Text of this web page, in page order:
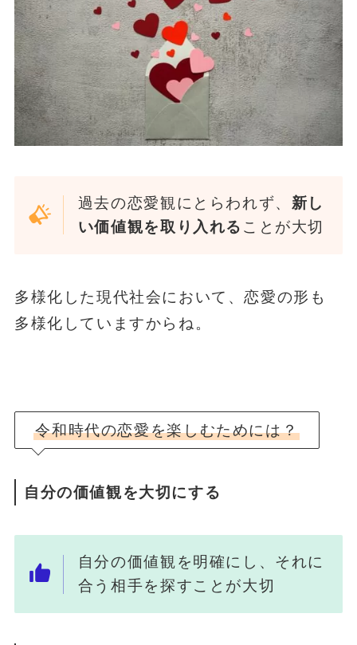
過去の恋愛観にとらわれず、 新し
い価値観を取り入れる ことが大切
多様化した現代社会において、恋愛の形も
多様化していますからね。
令和時代の恋愛を楽しむためには？
自分の価値観を大切にする
自分の価値観を明確にし、それに
合う相手を探すことが大切